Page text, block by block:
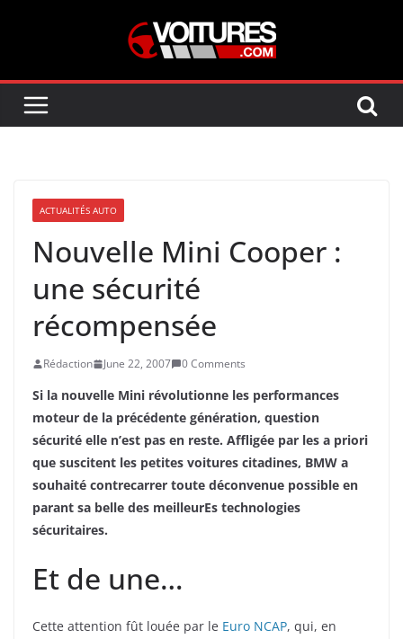
ACTUALITÉS AUTO
Nouvelle Mini Cooper :
une sécurité
récompensée
Rédaction June 22, 2007 0 Comments
Si la nouvelle Mini révolutionne les performances
moteur de la précédente génération, question
sécurité elle n’est pas en reste. Affligée par les a priori
que suscitent les petites voitures citadines, BMW a
souhaité contrecarrer toute déconvenue possible en
parant sa belle des meilleurEs technologies
sécuritaires.
Et de une…
Cette attention fût louée par le Euro NCAP, qui, en